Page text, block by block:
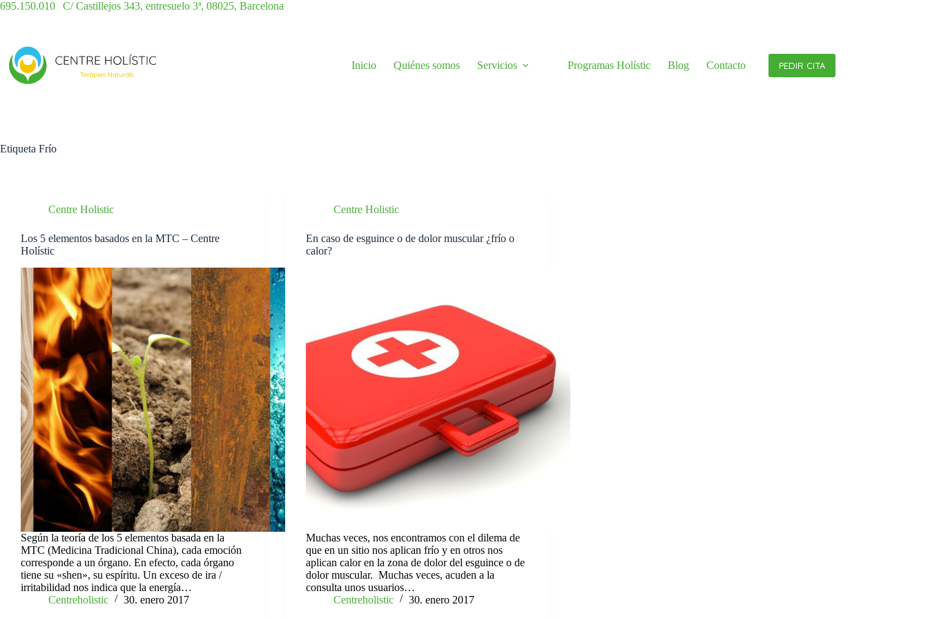
Saltar
695.150.010 C/ Castillejos 343, entresuelo 3ª, 08025, Barcelona
Inicio Quiénes somos Servicios Programas Holístic Blog Contacto PEDIR CITA
Etiqueta Frío
Centre Holistic
Los 5 elementos basados en la MTC – Centre
Holístic
Según la teoría de los 5 elementos basada en la
MTC (Medicina Tradicional China), cada emoción
corresponde a un órgano. En efecto, cada órgano
tiene su «shen», su espíritu. Un exceso de ira /
irritabilidad nos indica que la energía…
Centreholistic
30. enero 2017
Centre Holistic
En caso de esguince o de dolor muscular ¿frío o
calor?
Muchas veces, nos encontramos con el dilema de
que en un sitio nos aplican frío y en otros nos
aplican calor en la zona de dolor del esguince o de
dolor muscular. Muchas veces, acuden a la
consulta unos usuarios…
Centreholistic
30. enero 2017